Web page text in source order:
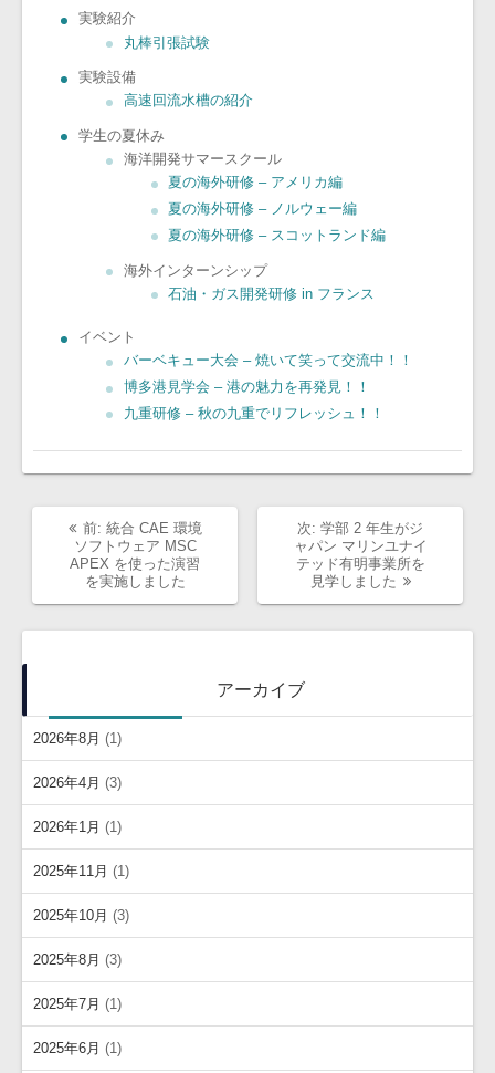
実験紹介
丸棒引張試験
実験設備
高速回流水槽の紹介
学生の夏休み
海洋開発サマースクール
夏の海外研修 – アメリカ編
夏の海外研修 – ノルウェー編
夏の海外研修 – スコットランド編
海外インターンシップ
石油・ガス開発研修 in フランス
イベント
バーベキュー大会 – 焼いて笑って交流中！！
博多港見学会 – 港の魅力を再発見！！
九重研修 – 秋の九重でリフレッシュ！！
前: 過
去
の
投
統合 CAE 環境
ソフトウェア MSC
APEX を使った演習
を実施しました
次: 次
の
投
稿:
学部 2 年生がジ
ャパン マリンユナイ
テッド有明事業所を
見学しました
アーカイブ
2026年8月 (1)
2026年4月 (3)
2026年1月 (1)
2025年11月 (1)
2025年10月 (3)
2025年8月 (3)
2025年7月 (1)
2025年6月 (1)